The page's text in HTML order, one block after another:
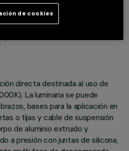
directa destinada al uso de
La luminaria se puede
bases para la aplicación en
o tijas y cable de suspensión
de aluminio extruido y
a presión con juntas de silicona,
de cookies